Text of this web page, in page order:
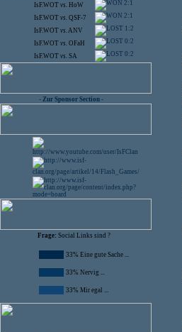
IsF.WOT vs. HoW 2:1
IsF.WOT vs. QSF-7 2:1
IsF.WOT vs.ANV 1:2
IsF.WOT vs. OFaH 0:2
IsF.WOT vs. SA 0:2
- Zur Sponsor Section -
Frage: Social Links sind ?
33% Eine gute Sache ...
33% Nervig ...
33% Mir egal ...